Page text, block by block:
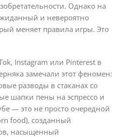
Однако на
и невероятно
меняет правила игры. Это
Instagram или Pinterest в
замечали этот феномен:
разводы в стаканах со
шапки пены на эспрессо и
— это не просто очередной
food), созданный
насыщенный